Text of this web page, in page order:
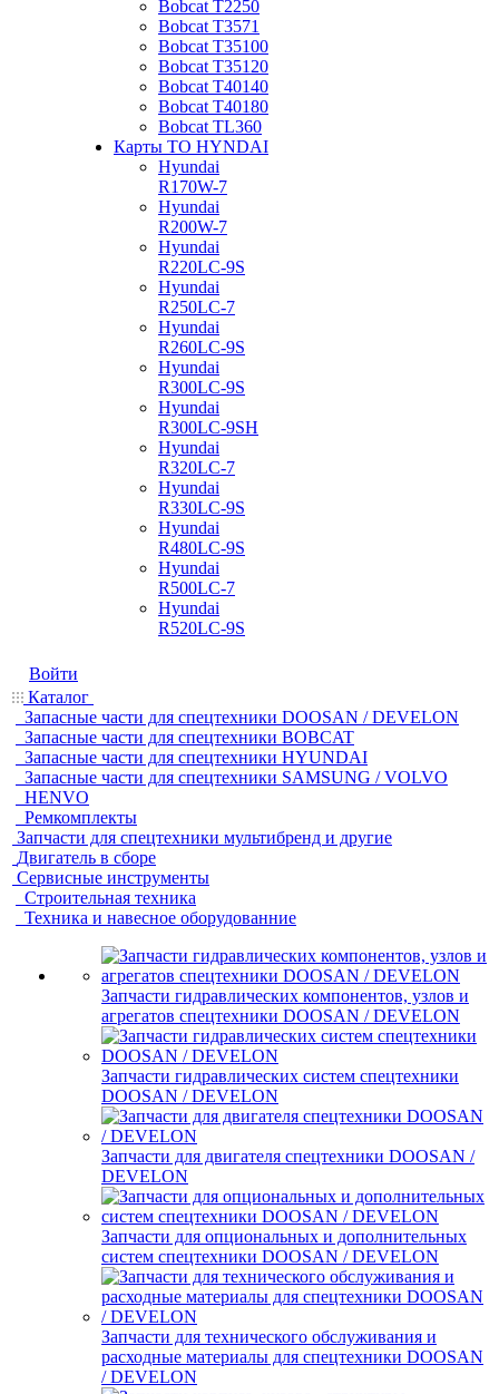
Bobcat Т2250
Bobcat Т3571
Bobcat Т35100
Bobcat Т35120
Bobcat Т40140
Bobcat Т40180
Bobcat ТL360
Карты ТО HYNDAI
Hyundai
R170W-7
Hyundai
R200W-7
Hyundai
R220LC-9S
Hyundai
R250LC-7
Hyundai
R260LC-9S
Hyundai
R300LC-9S
Hyundai
R300LC-9SH
Hyundai
R320LC-7
Hyundai
R330LC-9S
Hyundai
R480LC-9S
Hyundai
R500LC-7
Hyundai
R520LC-9S
Войти
Каталог
Запасные части для спецтехники DOOSAN / DEVELON
Запасные части для спецтехники BOBCAT
Запасные части для спецтехники HYUNDAI
Запасные части для спецтехники SAMSUNG / VOLVO
HENVO
Ремкомплекты
Запчасти для спецтехники мультибренд и другие
Двигатель в сборе
Сервисные инструменты
Строительная техника
Техника и навесное оборудованние
Запчасти гидравлических компонентов, узлов и
агрегатов спецтехники DOOSAN / DEVELON
Запчасти гидравлических систем спецтехники
DOOSAN / DEVELON
Запчасти для двигателя спецтехники DOOSAN /
DEVELON
Запчасти для опциональных и дополнительных
систем спецтехники DOOSAN / DEVELON
Запчасти для технического обслуживания и
расходные материалы для спецтехники DOOSAN
/ DEVELON